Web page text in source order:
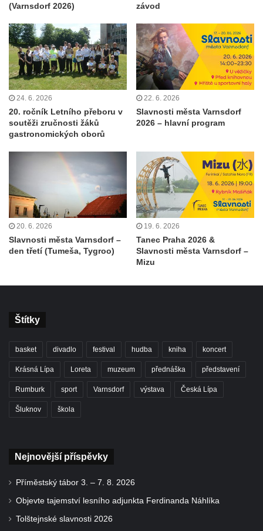
(Varnsdorf 2026)
závod
24. 6. 2026
20. ročník Letního přeboru v
soutěži zručnosti žáků
gastronomických oborů
22. 6. 2026
Slavnosti města Varnsdorf
2026 – hlavní program
20. 6. 2026
Slavnosti města Varnsdorf –
den třetí (Tumeša, Tygroo)
19. 6. 2026
Tanec Praha 2026 &
Slavnosti města Varnsdorf –
Mizu
Štítky
basket divadlo festival hudba kniha koncert
Krásná Lípa Loreta muzeum přednáška představení
Rumburk sport Varnsdorf výstava Česká Lípa
Šluknov škola
Nejnovější příspěvky
Příměstský tábor 3. – 7. 8. 2026
Objevte tajemství lesního adjunkta Ferdinanda Náhlíka
Tolštejnské slavnosti 2026